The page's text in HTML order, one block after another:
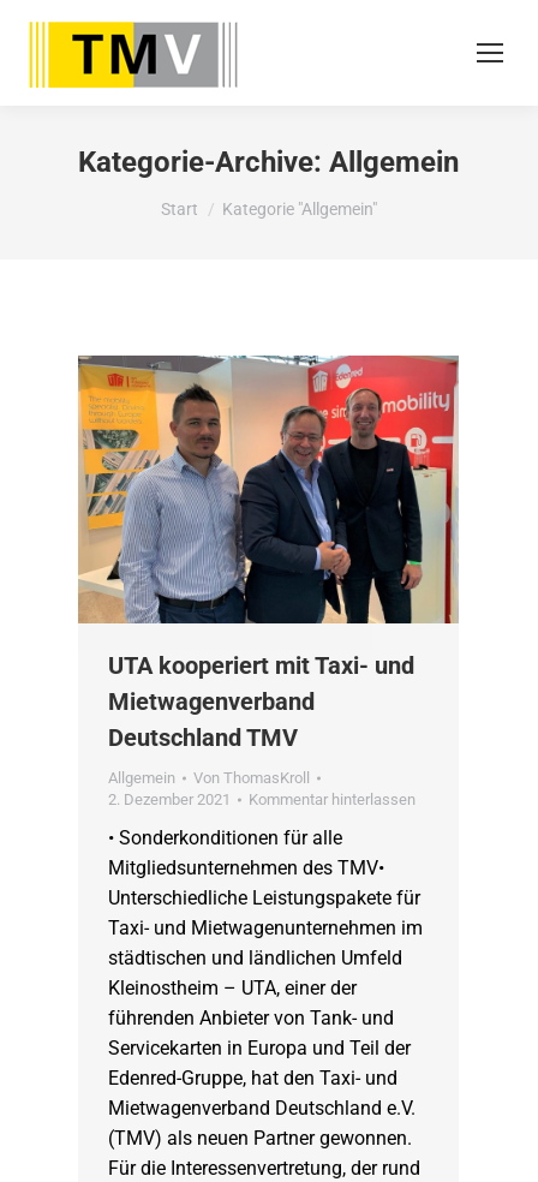
Kategorie-Archive:Allgemein
Sie befinden sich hier:
Start Kategorie "Allgemein"
UTA kooperiert mit Taxi- und
Mietwagenverband
Deutschland TMV
Allgemein Von ThomasKroll
2. Dezember 2021
Kommentar hinterlassen
• Sonderkonditionen für alle
Mitgliedsunternehmen des TMV•
Unterschiedliche Leistungspakete für
Taxi- und Mietwagenunternehmen im
städtischen und ländlichen Umfeld
Kleinostheim – UTA, einer der
führenden Anbieter von Tank- und
Servicekarten in Europa und Teil der
Edenred-Gruppe, hat den Taxi- und
Mietwagenverband Deutschland e.V.
(TMV) als neuen Partner gewonnen.
Für die Interessenvertretung, der rund